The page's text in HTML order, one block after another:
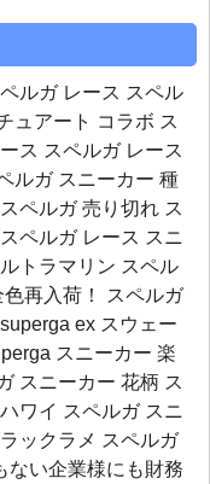
ルガ レース スペル
ュアート コラボ ス
ス スペルガ レース
ルガ スニーカー 種
ペルガ 売り切れ ス
ペルガ レース スニ
トラマリン スペル
再入荷！ スペルガ
ex スウェー
スニーカー 楽
スニーカー 花柄 ス
ワイ スペルガ スニ
ックラメ スペルガ
ない企業様にも財務